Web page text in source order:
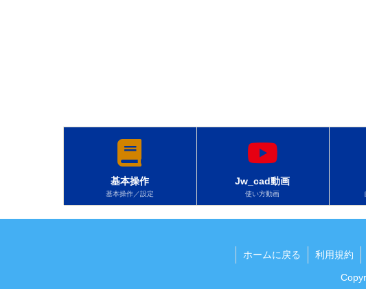
基本操作
基本操作／設定
Jw_cad動画
使い方動画
ホームに戻る 利用規約